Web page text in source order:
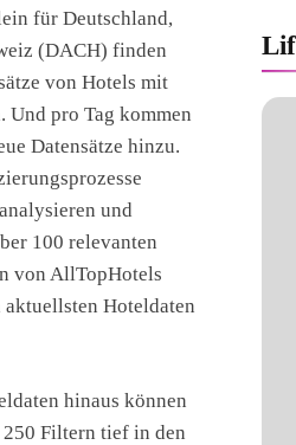
für Deutschland,
(DACH) finden
von Hotels mit
Und pro Tag kommen
Datensätze hinzu.
und
100 relevanten
von AllTopHotels
Hoteldaten
hinaus können
Filtern tief in den